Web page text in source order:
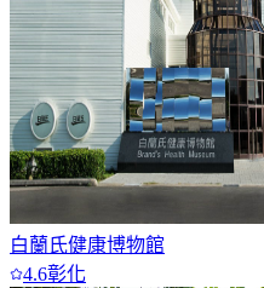
白蘭氏健康博物館
4.6彰化